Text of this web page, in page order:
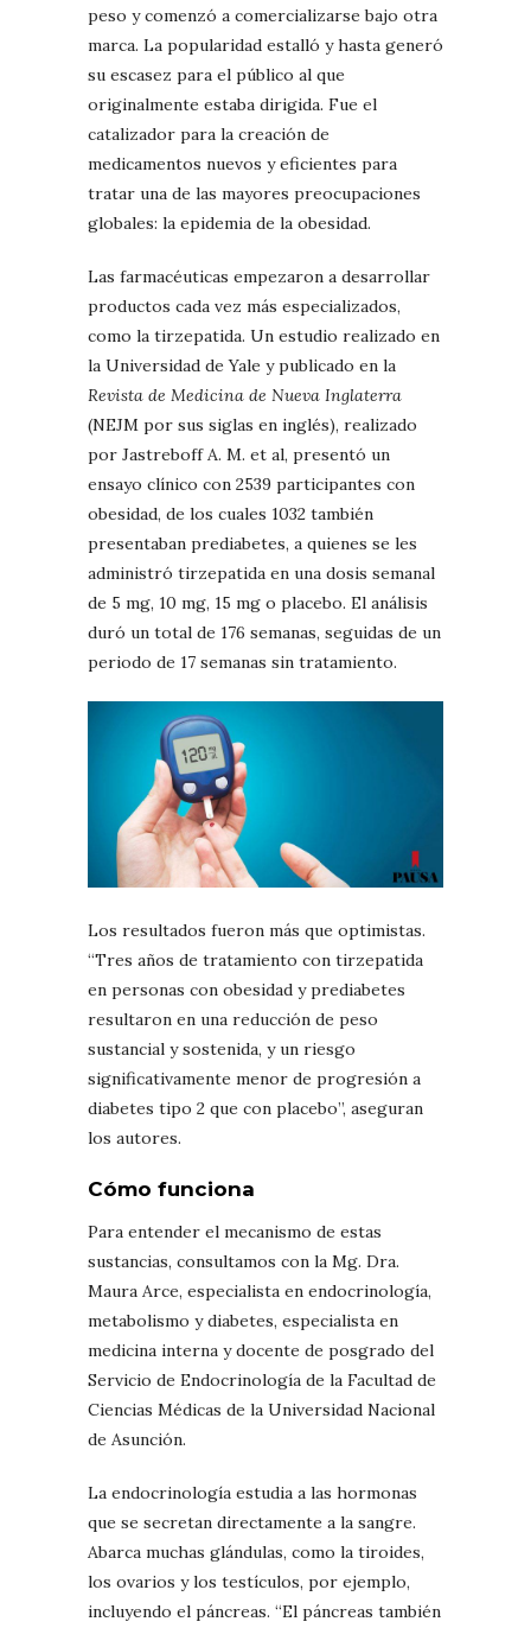
peso y comenzó a comercializarse bajo otra
marca. La popularidad estalló y hasta generó
su escasez para el público al que
originalmente estaba dirigida. Fue el
catalizador para la creación de
medicamentos nuevos y eficientes para
tratar una de las mayores preocupaciones
globales: la epidemia de la obesidad.
Las farmacéuticas empezaron a desarrollar
productos cada vez más especializados,
como la tirzepatida. Un estudio realizado en
la Universidad de Yale y publicado en la
Revista de Medicina de Nueva Inglaterra
(NEJM por sus siglas en inglés), realizado
por Jastreboff A. M. et al, presentó un
ensayo clínico con 2539 participantes con
obesidad, de los cuales 1032 también
presentaban prediabetes, a quienes se les
administró tirzepatida en una dosis semanal
de 5 mg, 10 mg, 15 mg o placebo. El análisis
duró un total de 176 semanas, seguidas de un
periodo de 17 semanas sin tratamiento.
Los resultados fueron más que optimistas.
“Tres años de tratamiento con tirzepatida
en personas con obesidad y prediabetes
resultaron en una reducción de peso
sustancial y sostenida, y un riesgo
significativamente menor de progresión a
diabetes tipo 2 que con placebo”, aseguran
los autores.
Cómo funciona
Para entender el mecanismo de estas
sustancias, consultamos con la Mg. Dra.
Maura Arce, especialista en endocrinología,
metabolismo y diabetes, especialista en
medicina interna y docente de posgrado del
Servicio de Endocrinología de la Facultad de
Ciencias Médicas de la Universidad Nacional
de Asunción.
La endocrinología estudia a las hormonas
que se secretan directamente a la sangre.
Abarca muchas glándulas, como la tiroides,
los ovarios y los testículos, por ejemplo,
incluyendo el páncreas. “El páncreas también